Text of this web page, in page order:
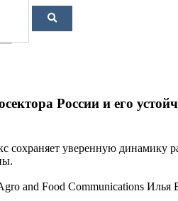
России и его
уверенную динамику
and Food Communications Илья